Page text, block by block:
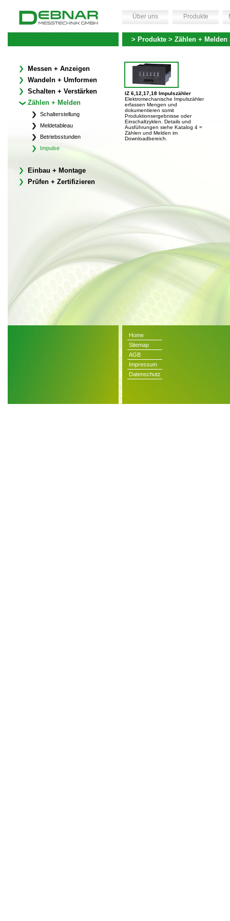
> Produkte > Zählen + Melden
Über uns Produkte
Messen + Anzeigen
Wandeln + Umformen
Schalten + Verstärken
Zählen + Melden
Schalterstellung
Meldetableau
Betriebsstunden
Impulse
Einbau + Montage
Prüfen + Zertifizieren
IZ 6,12,17,18 Impulszähler
Elektromechanische Impulszähler
erfassen Mengen und
dokumentieren somit
Produktionsergebnisse oder
Einschaltzyklen. Details und
Ausführungen siehe Katalog 4 =
Zählen und Melden im
Downloadbereich.
Home
Sitemap
AGB
Impressum
Datenschutz